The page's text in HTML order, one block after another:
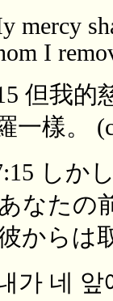
mercy
I
但我的
一樣。
しか
なたの
からは
가 네